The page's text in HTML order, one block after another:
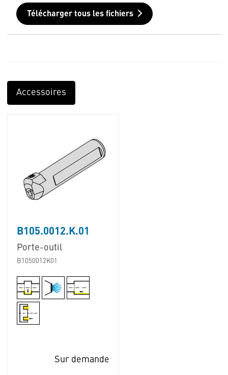
Télécharger tous les fichiers
Accessoires
B105.0012.K.01
Porte-outil
B1050012K01
Sur demande